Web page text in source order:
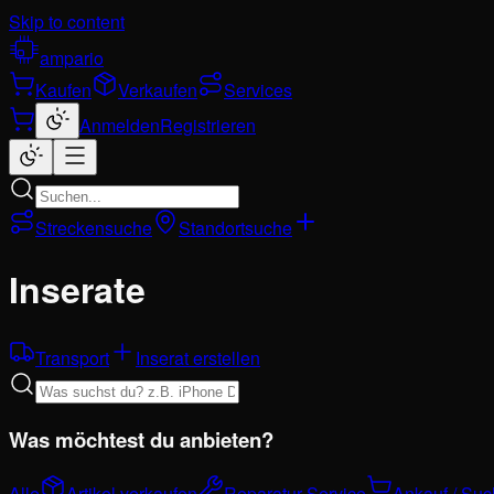
Skip to content
ampario
Kaufen
Verkaufen
Services
AnmeldenRegistrieren
Streckensuche Standortsuche
Inserate
Transport Inserat erstellen
Was möchtest du anbieten?